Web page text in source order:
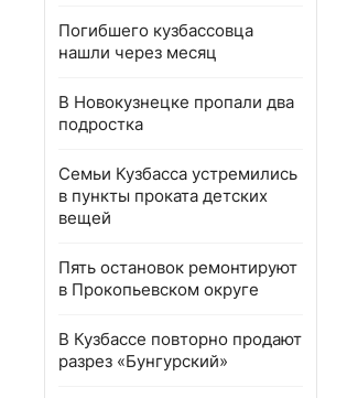
Погибшего кузбассовца
нашли через месяц
В Новокузнецке пропали два
подростка
Семьи Кузбасса устремились
в пункты проката детских
вещей
Пять остановок ремонтируют
в Прокопьевском округе
В Кузбассе повторно продают
разрез «Бунгурский»